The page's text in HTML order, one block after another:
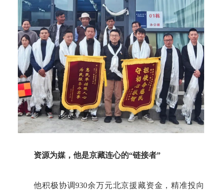
资源为媒，他是京藏连心的“链接者”
他积极协调930余万元北京援藏资金，精准投向